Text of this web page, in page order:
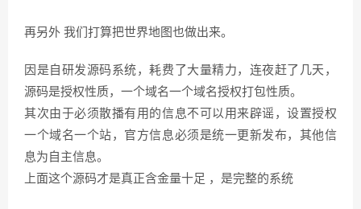
再另外 我们打算把世界地图也做出来。
因是自研发源码系统，耗费了大量精力，连夜赶了几天，
源码是授权性质，一个域名一个域名授权打包性质。
其次由于必须散播有用的信息不可以用来辟谣，设置授权
一个域名一个站，官方信息必须是统一更新发布，其他信
息为自主信息。
上面这个源码才是真正含金量十足 ，是完整的系统